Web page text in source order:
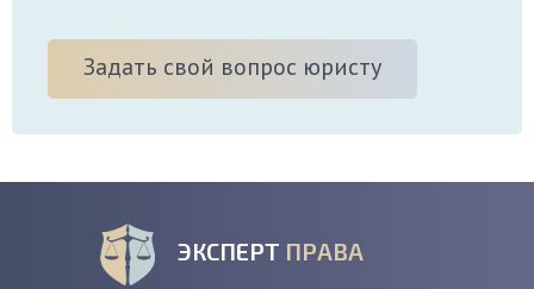
Задать свой вопрос юристу
ЭКСПЕРТ ПРАВА